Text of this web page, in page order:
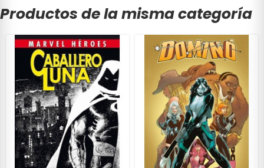
Productos de la misma categoría